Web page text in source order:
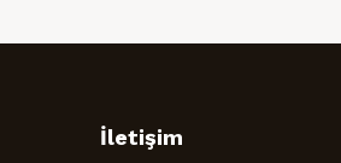
İletişim